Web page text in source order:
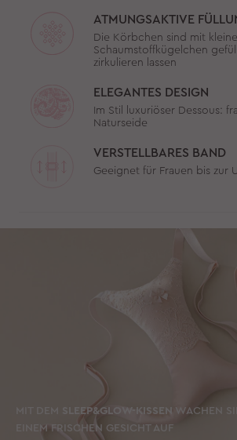
ATMUNGSAKTIVE
Die Körbchen sind mit
Schaumstoffkügelchen
zirkulieren lassen
ELEGANTES DESIGN
Im Stil luxuriöser Dessous:
Naturseide
VERSTELLBARES BAND
Geeignet für Frauen bis zur
SLEEP&GLOW-KISSEN
WACHEN
EINEM FRISCHEN GESICHT AUF